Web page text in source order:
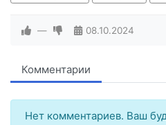
— 08.10.2024
Комментарии
Нет комментариев. Ваш